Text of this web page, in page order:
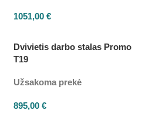
1051,00 €
Dvivietis darbo stalas Promo
T19
Užsakoma prekė
895,00 €